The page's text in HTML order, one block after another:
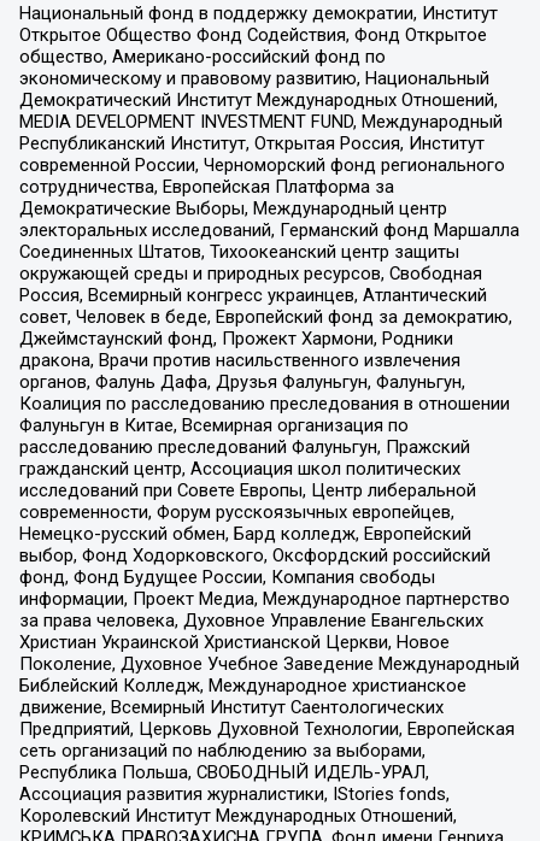
Национальный фонд в поддержку демократии, Институт
Открытое Общество Фонд Содействия, Фонд Открытое
общество, Американо-российский фонд по
экономическому и правовому развитию, Национальный
Демократический Институт Международных Отношений,
MEDIA DEVELOPMENT INVESTMENT FUND, Международный
Республиканский Институт, Открытая Россия, Институт
современной России, Черноморский фонд регионального
сотрудничества, Европейская Платформа за
Демократические Выборы, Международный центр
электоральных исследований, Германский фонд Маршалла
Соединенных Штатов, Тихоокеанский центр защиты
окружающей среды и природных ресурсов, Свободная
Россия, Всемирный конгресс украинцев, Атлантический
совет, Человек в беде, Европейский фонд за демократию,
Джеймстаунский фонд, Прожект Хармони, Родники
дракона, Врачи против насильственного извлечения
органов, Фалунь Дафа, Друзья Фалуньгун, Фалуньгун,
Коалиция по расследованию преследования в отношении
Фалуньгун в Китае, Всемирная организация по
расследованию преследований Фалуньгун, Пражский
гражданский центр, Ассоциация школ политических
исследований при Совете Европы, Центр либеральной
современности, Форум русскоязычных европейцев,
Немецко-русский обмен, Бард колледж, Европейский
выбор, Фонд Ходорковского, Оксфордский российский
фонд, Фонд Будущее России, Компания свободы
информации, Проект Медиа, Международное партнерство
за права человека, Духовное Управление Евангельских
Христиан Украинской Христианской Церкви, Новое
Поколение, Духовное Учебное Заведение Международный
Библейский Колледж, Международное христианское
движение, Всемирный Институт Саентологических
Предприятий, Церковь Духовной Технологии, Европейская
сеть организаций по наблюдению за выборами,
Республика Польша, СВОБОДНЫЙ ИДЕЛЬ-УРАЛ,
Ассоциация развития журналистики, IStories fonds,
Королевский Институт Международных Отношений,